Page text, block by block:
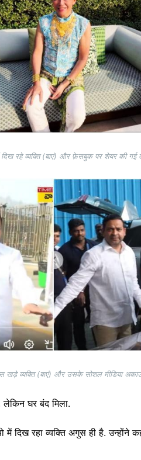
दिख रहे व्यक्ति (बाएं) और फ़ेसबुक पर शेयर की गई
खड़े व्यक्ति (बाएं) और उसके सोशल मीडिया
लेकिन घर बंद मिला.
में दिख रहा व्यक्ति अगुस ही है.